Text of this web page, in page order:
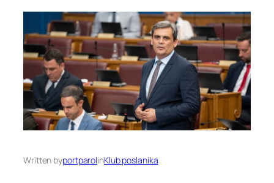
Written byportparolinKlub poslanika